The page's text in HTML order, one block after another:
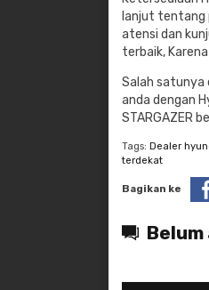
lanjut tentang
atensi dan
terbaik,
Salah satunya
anda dengan
STARGAZER
Tags: Dealer
terdekat
Bagikan ke